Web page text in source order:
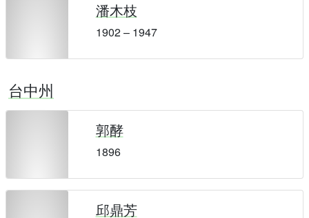
潘木枝
1902 – 1947
台中州
郭酵
1896
邱鼎芳